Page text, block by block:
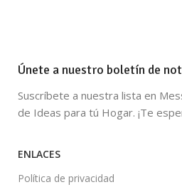
Únete a nuestro boletín de
Suscríbete a nuestra lista en
de Ideas para tú Hogar. ¡Te
ENLACES
Política de privacidad